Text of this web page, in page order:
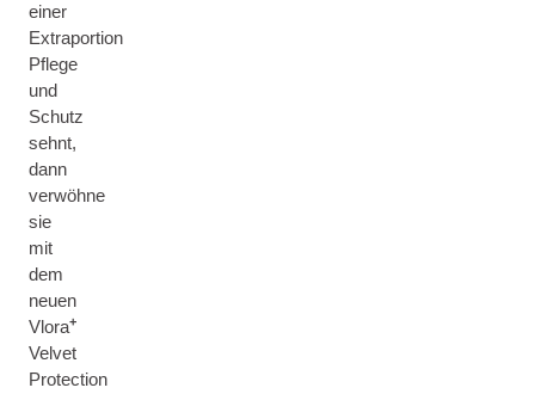
einer
Extraportion
Pflege
und
Schutz
sehnt,
dann
verwöhne
sie
mit
dem
neuen
Vlora+
Velvet
Protection